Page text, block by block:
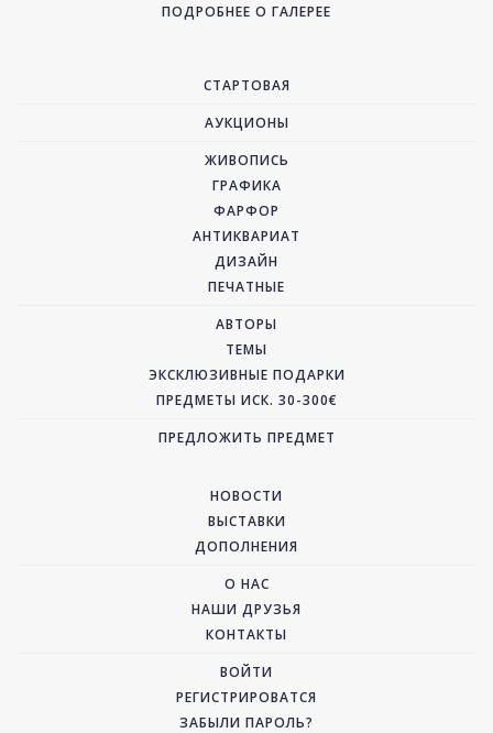
ПОДРОБНЕЕ О ГАЛЕРЕЕ
СТАРТОВАЯ
АУКЦИОНЫ
ЖИВОПИСЬ
ГРАФИКА
ФАРФОР
АНТИКВАРИАТ
ДИЗАЙН
ПЕЧАТНЫЕ
АВТОРЫ
ТЕМЫ
ЭКСКЛЮЗИВНЫЕ ПОДАРКИ
ПРЕДМЕТЫ ИСК. 30-300€
ПРЕДЛОЖИТЬ ПРЕДМЕТ
НОВОСТИ
ВЫСТАВКИ
ДОПОЛНЕНИЯ
О НАС
НАШИ ДРУЗЬЯ
КОНТАКТЫ
ВОЙТИ
РЕГИСТРИРОВАТСЯ
ЗАБЫЛИ ПАРОЛЬ?